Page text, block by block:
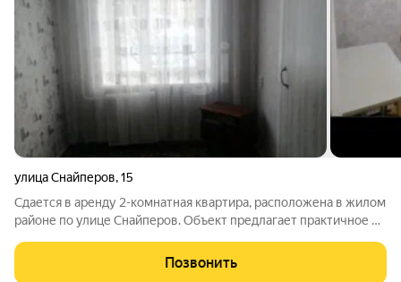
улица Снайперов,15
Сдается в аренду 2-комнатная квартира, расположена в жилом
районе по улице Снайперов. Объект предлагает практичное и
обеспечивает приватность для каждого жильца. Планировка
функциональна, санузел
Позвонить